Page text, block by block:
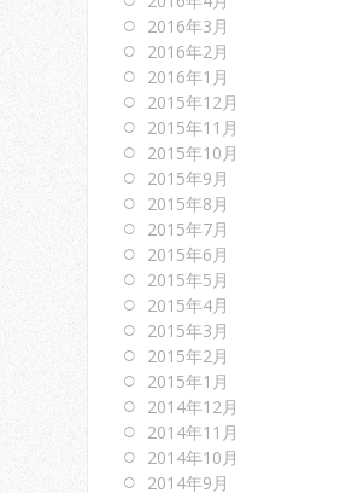
2016年3月
2016年2月
2016年1月
2015年12月
2015年11月
2015年10月
2015年9月
2015年8月
2015年7月
2015年6月
2015年5月
2015年4月
2015年3月
2015年2月
2015年1月
2014年12月
2014年11月
2014年10月
2014年9月